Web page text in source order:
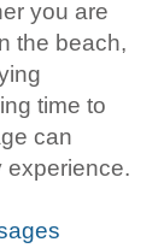
you are
the beach,
time to
can
experience.